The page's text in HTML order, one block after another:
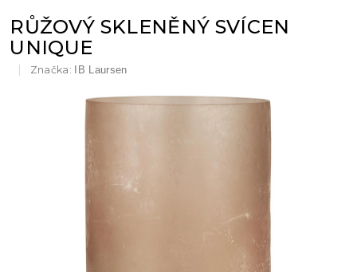
RŮŽOVÝ SKLENĚNÝ SVÍCEN
UNIQUE
Značka: IB Laursen